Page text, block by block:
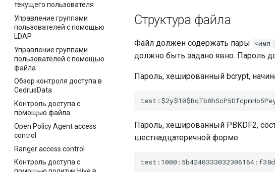
текущего пользователя
Управление группами
пользователей с помощью
LDAP
Управление группами
пользователей с помощью
файла
Обзор контроля доступа в
CedrusData
Контроль доступа с
помощью файла
Open Policy Agent access
control
Ranger access control
Контроль доступа с
Структура файла
Файл должен содержать пары
должно быть задано явно. Пароль
Пароль, хешированный bcrypt,
Пароль, хешированный PBKDF2,
шестнадцатеричной форме: